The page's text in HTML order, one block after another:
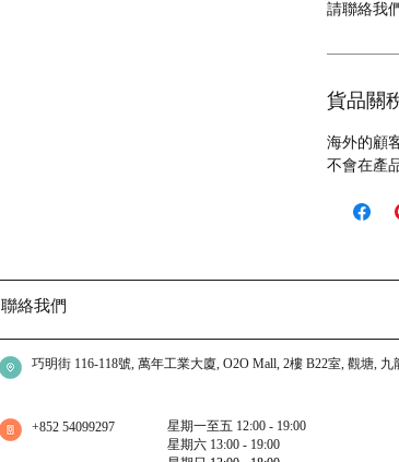
請聯絡我
貨品關
海外的顧
不會在產
聯絡我們
巧明街 116-118號, 萬年工業大廈, O2O Mall, 2樓 B22室, 觀塘, 九
+852 54099297
星期一至五 12:00 - 19:00
星期六 13:00 - 19:00